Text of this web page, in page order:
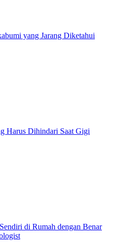
yang Jarang Diketahui
Harus Dihindari Saat Gigi
di Rumah dengan Benar